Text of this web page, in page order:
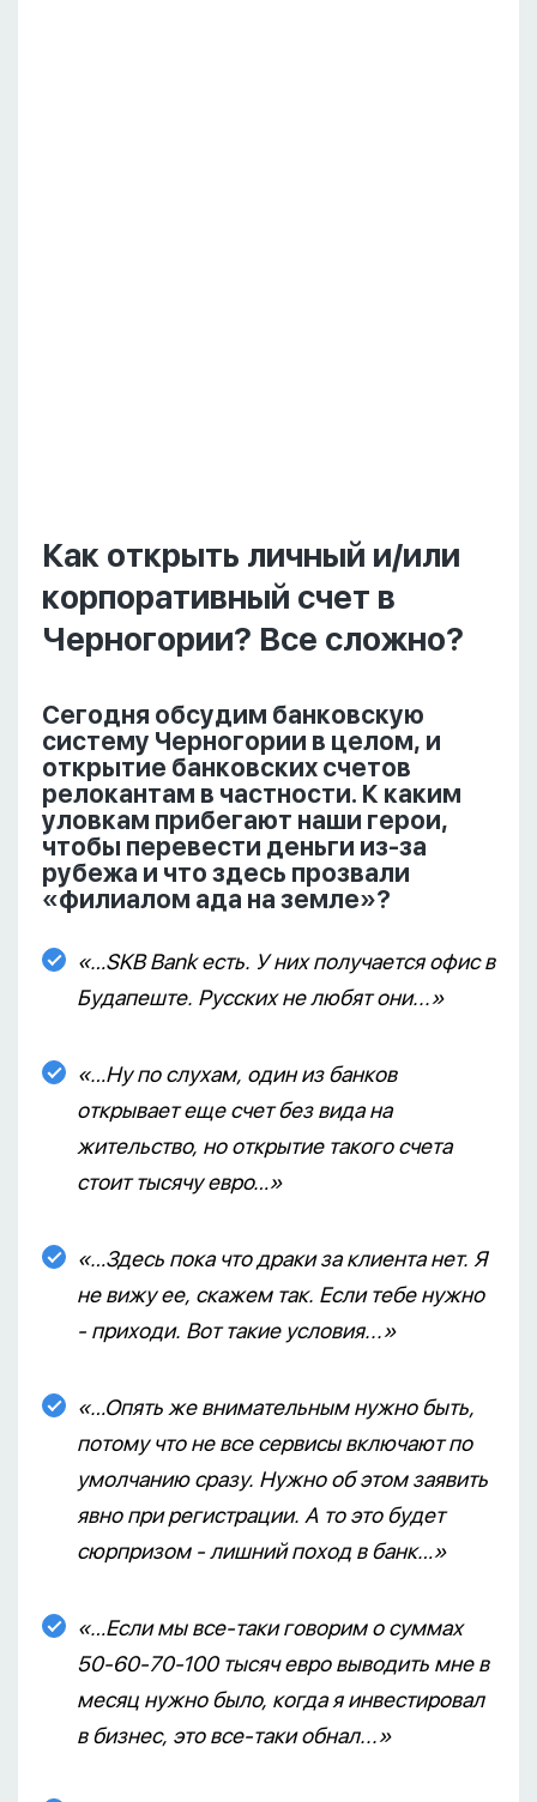
Как открыть личный и/или
корпоративный счет в
Черногории? Все сложно?
Сегодня обсудим банковскую
систему Черногории в целом, и
открытие банковских счетов
релокантам в частности. К каким
уловкам прибегают наши герои,
чтобы перевести деньги из-за
рубежа и что здесь прозвали
«филиалом ада на земле»?
«…SKB Bank есть. У них получается офис в
Будапеште. Русских не любят они...»
«…Ну по слухам, один из банков
открывает еще счет без вида на
жительство, но открытие такого счета
стоит тысячу евро…»
«…Здесь пока что драки за клиента нет. Я
не вижу ее, скажем так. Если тебе нужно
- приходи. Вот такие условия...»
«…Опять же внимательным нужно быть,
потому что не все сервисы включают по
умолчанию сразу. Нужно об этом заявить
явно при регистрации. А то это будет
сюрпризом - лишний поход в банк…»
«…Если мы все-таки говорим о суммах
50-60-70-100 тысяч евро выводить мне в
месяц нужно было, когда я инвестировал
в бизнес, это все-таки обнал...»